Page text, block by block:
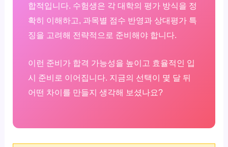
합적입니다. 수험생은 각 대학의 평가 방식을 정
확히 이해하고, 과목별 점수 반영과 상대평가 특
징을 고려해 전략적으로 준비해야 합니다.
이런 준비가 합격 가능성을 높이고 효율적인 입
시 준비로 이어집니다. 지금의 선택이 몇 달 뒤
어떤 차이를 만들지 생각해 보셨나요?